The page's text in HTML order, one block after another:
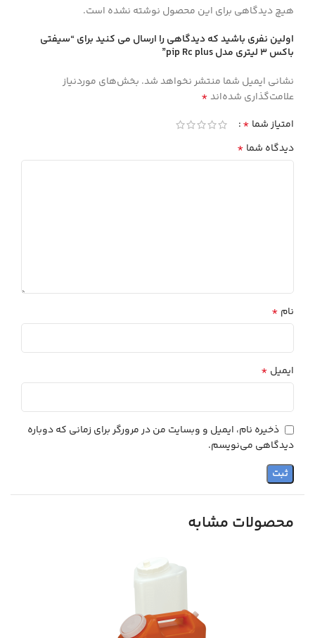
هیچ دیدگاهی برای این محصول نوشته نشده است.
اولین نفری باشید که دیدگاهی را ارسال می کنید برای “سیفتي
باكس 3 ليتري مدل pip Rc plus”
نشانی ایمیل شما منتشر نخواهد شد. بخش‌های موردنیاز
علامت‌گذاری شده‌اند*
امتیاز شما *
دیدگاه شما *
نام *
ایمیل *
ذخیره نام، ایمیل و وبسایت من در مرورگر برای زمانی که دوباره
دیدگاهی می‌نویسم.
محصولات مشابه